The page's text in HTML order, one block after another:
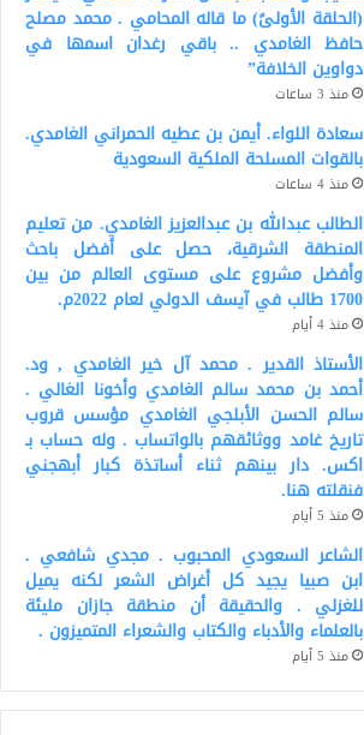
(الحلقة الأولىً) ما قاله المحامي . محمد مصلح
حافظ الغامدي .. باقي رغدان اسمها في
دواوين الخلافة”
منذ 3 ساعات
سعادة اللواء. أيمن بن عطيه الحمراني الغامدي.
بالقوات المسلحة الملكية السعودية
منذ 4 ساعات
الطالب عبدالله بن عبدالعزيز الغامدي. من تعليم
المنطقة الشرقية، حصل على أفضل باحث
وأفضل مشروع على مستوى العالم من بين
1700 طالب في آيسف الدولي لعام 2022م.
منذ 4 أيام
الأستاذ القدير . محمد آل خير الغامدي , ود.
أحمد بن محمد سالم الغامدي وأخونا الغالي .
سالم الحسن الأبلجي الغامدي مؤسس قروب
تاريخ غامد ووثائقهم بالواتساب . وله حساب بـ
اكس. دار بينهم ثناء أساتذة كبار أبهجني
فنقلته هنا.
منذ 5 أيام
الشاعر السعودي المحبوب . مجدي شافعي .
ابن صبيا يجيد كل أغراض الشعر لكنه يميل
للغزلي . والحقيقة أن منطقة جازان مليئة
بالعلماء والأدباء والكتاب والشعراء المتميزون .
منذ 5 أيام